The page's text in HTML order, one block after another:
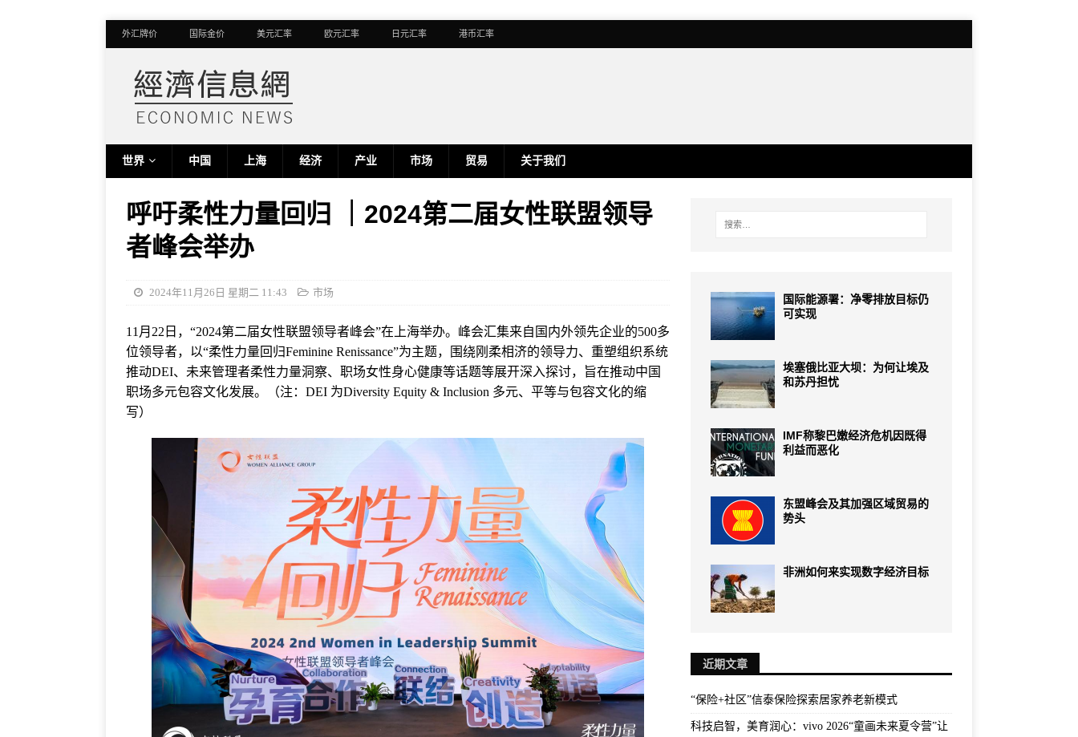
外汇牌价 国际金价 美元汇率 欧元汇率 日元汇率 港币汇率
世界 中国 上海 经济 产业 市场 贸易 关于我们
呼吁柔性力量回归 ｜2024第二届女性联盟领导
者峰会举办
2024年11月26日 星期二 11:43 市场
11月22日，“2024第二届女性联盟领导者峰会”在上海举办。峰会汇集来自国内外领先企业的500多
位领导者，以“柔性力量回归Feminine Renissance”为主题，围绕刚柔相济的领导力、重塑组织系统
推动DEI、未来管理者柔性力量洞察、职场女性身心健康等话题等展开深入探讨，旨在推动中国
职场多元包容文化发展。（注：DEI 为Diversity Equity & Inclusion 多元、平等与包容文化的缩
写）
国际能源署：净零排放目标仍
可实现
埃塞俄比亚大坝：为何让埃及
和苏丹担忧
IMF称黎巴嫩经济危机因既得
利益而恶化
东盟峰会及其加强区域贸易的
势头
非洲如何来实现数字经济目标
近期文章
“保险+社区”信泰保险探索居家养老新模式
科技启智，美育润心：vivo 2026“童画未来夏令营”让